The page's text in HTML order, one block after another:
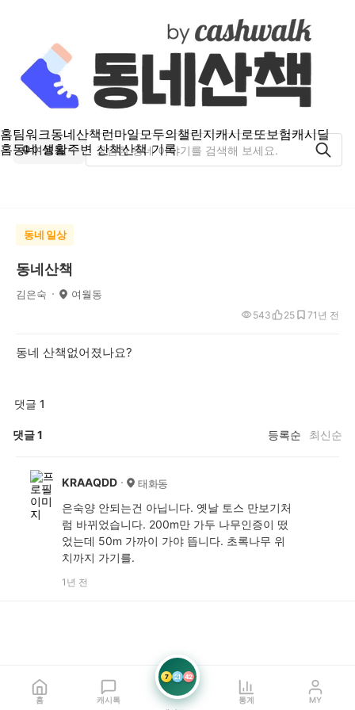
홈팀워크동네산책런마일모두의챌린지캐시로또보험캐시딜
홈동네 생활주변 산책산책 기록
여월동
동네 일상
동네산책
김은숙 여월동
1년 전
543 25 7
동네 산책없어졌나요?
댓글 1
댓글1 등록순 최신순
KRAAQDD 태화동
은숙양 안되는건 아닙니다. 옛날 토스 만보기처
럼 바뀌었습니다. 200m만 가두 나무인증이 떴
었는데 50m 가까이 가야 뜹니다. 초록나무 위
치까지 가기를.
1년 전
홈 캐시톡
7 21 42
통계 MY